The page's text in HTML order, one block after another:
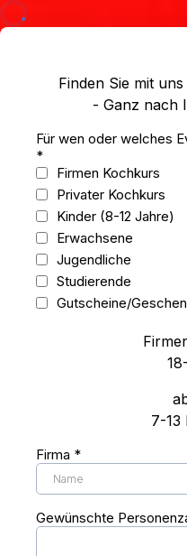
Finden Sie mit
- Ganz nach
Für wen oder welches
*
Firmen Kochkurs
Privater Kochkurs
Kinder (8-12 Jahre)
Erwachsene
Jugendliche
Studierende
Gutscheine/
7-13
Firma *
Gewünschte